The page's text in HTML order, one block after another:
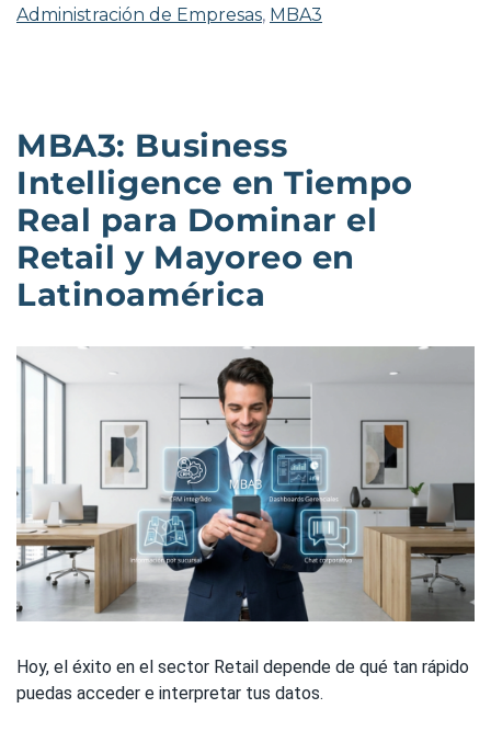
Administración de Empresas, MBA3
MBA3: Business
Intelligence en Tiempo
Real para Dominar el
Retail y Mayoreo en
Latinoamérica
Hoy, el éxito en el sector Retail depende de qué tan rápido
puedas acceder e interpretar tus datos.